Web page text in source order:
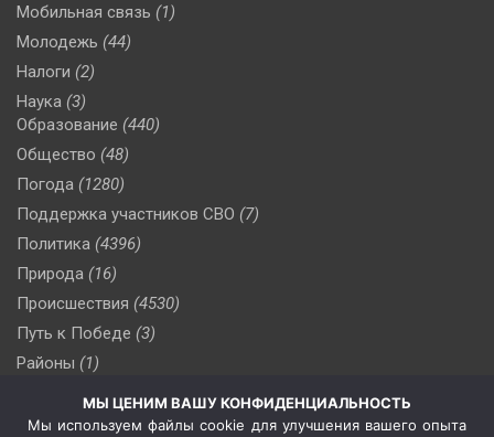
Мобильная связь (1)
Молодежь (44)
Налоги (2)
Наука (3)
Образование (440)
Общество (48)
Погода (1280)
Поддержка участников СВО (7)
Политика (4396)
Природа (16)
Происшествия (4530)
Путь к Победе (3)
Районы (1)
(510)
Сельское хозяйство (3)
МЫ ЦЕНИМ ВАШУ КОНФИДЕНЦИАЛЬНОСТЬ
Мы используем файлы cookie для улучшения вашего опыта